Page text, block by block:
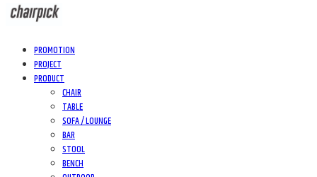
PROMOTION
PROJECT
PRODUCT
CHAIR
TABLE
SOFA / LOUNGE
BAR
STOOL
BENCH